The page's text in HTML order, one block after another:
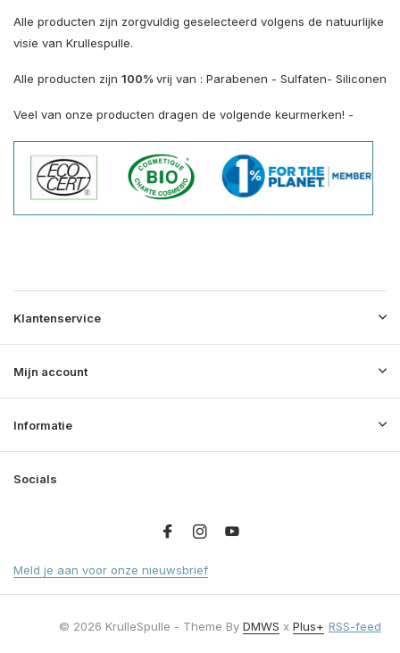
Alle producten zijn zorgvuldig geselecteerd volgens de natuurlijke
visie van Krullespulle.
Alle producten zijn 100% vrij van : Parabenen - Sulfaten- Siliconen
Veel van onze producten dragen de volgende keurmerken! -
Klantenservice
Mijn account
Informatie
Socials
Meld je aan voor onze nieuwsbrief
© 2026 KrulleSpulle - Theme By DMWS x Plus+ RSS-feed